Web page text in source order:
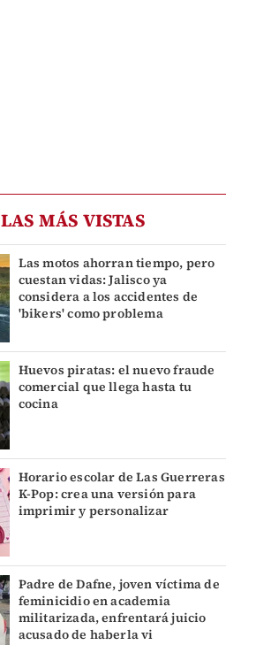
LAS MÁS VISTAS
Las motos ahorran tiempo, pero
cuestan vidas: Jalisco ya
considera a los accidentes de
'bikers' como problema
Huevos piratas: el nuevo fraude
comercial que llega hasta tu
cocina
Horario escolar de Las Guerreras
K-Pop: crea una versión para
imprimir y personalizar
Padre de Dafne, joven víctima de
feminicidio en academia
militarizada, enfrentará juicio
acusado de haberla vi